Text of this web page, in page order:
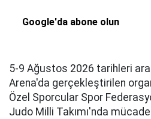
Google'da abone olun
5-9 Ağustos 2026 tarihleri
Arena'da gerçekleştirilen
Özel Sporcular Spor
Judo Milli Takımı'nda